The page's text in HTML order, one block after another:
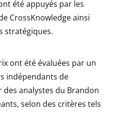
été appuyés par les
CrossKnowledge ainsi
stratégiques.
ont été évaluées par un
indépendants de
des analystes du Brandon
selon des critères tels